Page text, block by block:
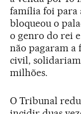
família foi para
bloqueou o
o genro do rei
não pagaram a
civil,
milhões.
O Tribunal